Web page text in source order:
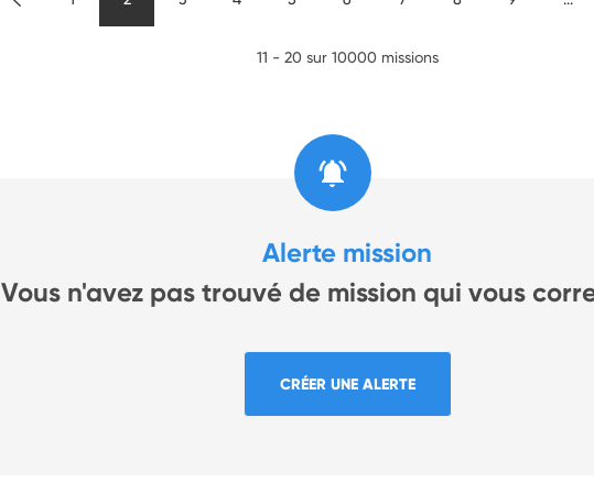
11 - 20 sur 10000 missions
Alerte mission
Vous n'avez pas trouvé de mission qui vous
CRÉER UNE ALERTE